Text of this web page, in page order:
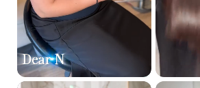
فاخر يحتوي على مكونات نشطة طبيعية
مع تركيز عالٍ من النعناع، الليمون،
الشعر الدهني والقشرة بشكل فعال. يعمل